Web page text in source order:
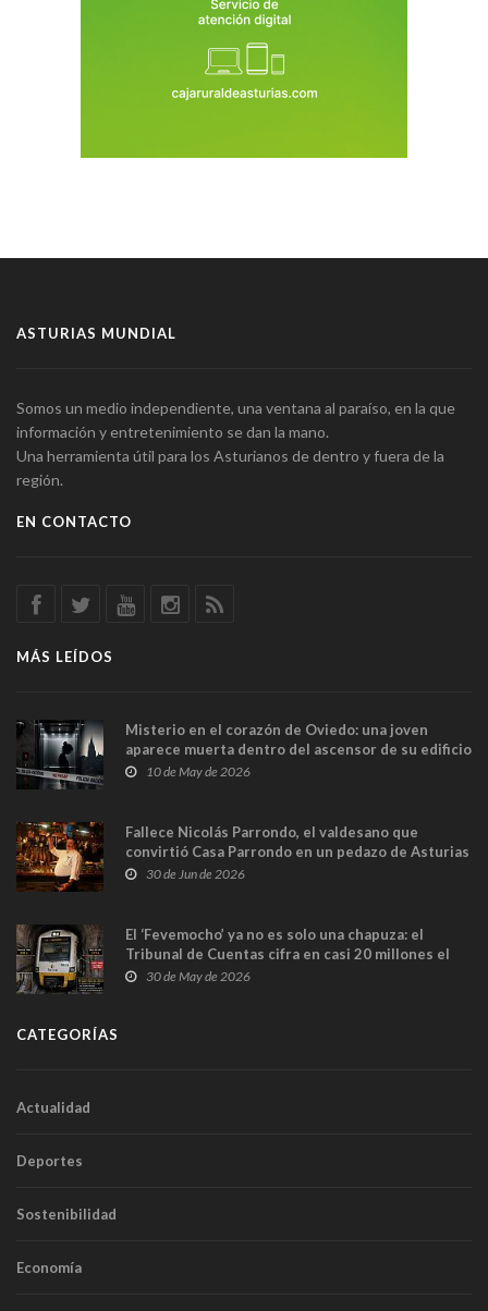
ASTURIAS MUNDIAL
Somos un medio independiente, una ventana al paraíso, en la que
información y entretenimiento se dan la mano.
Una herramienta útil para los Asturianos de dentro y fuera de la
región.
EN CONTACTO
MÁS LEÍDOS
Misterio en el corazón de Oviedo: una joven
aparece muerta dentro del ascensor de su edificio
y las cámaras captan sus últimos minutos
10 de May de 2026
Fallece Nicolás Parrondo, el valdesano que
convirtió Casa Parrondo en un pedazo de Asturias
en Madrid
30 de Jun de 2026
El ‘Fevemocho’ ya no es solo una chapuza: el
Tribunal de Cuentas cifra en casi 20 millones el
sobrecoste de los trenes que no cabían por los
30 de May de 2026
CATEGORÍAS
Actualidad
Deportes
Sostenibilidad
Economía